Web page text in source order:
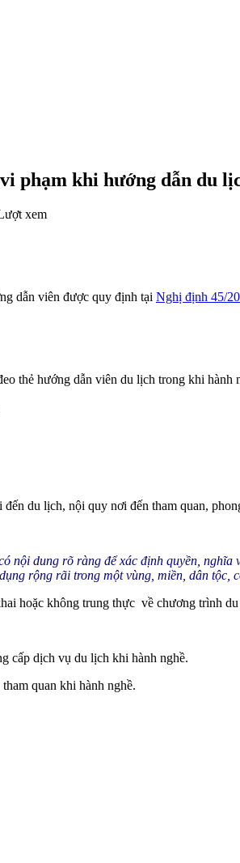
phạm khi hướng dẫn du
xem
dẫn viên được quy định tại Nghị định 45/
thẻ hướng dẫn viên du lịch trong khi hành
du lịch, nội quy nơi đến tham quan,
nội dung rõ ràng để xác định quyền, nghĩa
rộng rãi trong một vùng, miền, dân tộc,
hoặc không trung thực về chương trình
cấp dịch vụ du lịch khi hành nghề.
quan khi hành nghề.